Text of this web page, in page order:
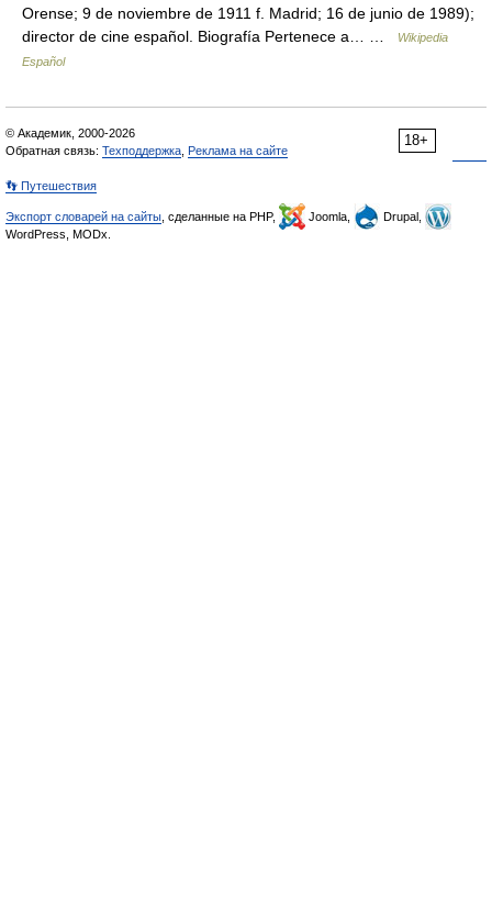
Orense; 9 de noviembre de 1911 f. Madrid; 16 de junio de 1989);
director de cine español. Biografía Pertenece a… …
Wikipedia
Español
18+
© Академик, 2000-2026
Обратная связь: Техподдержка Реклама на сайте
👣 Путешествия
Экспорт словарей на сайты , сделанные на PHP, Joomla,
Drupal,
WordPress, MODx.